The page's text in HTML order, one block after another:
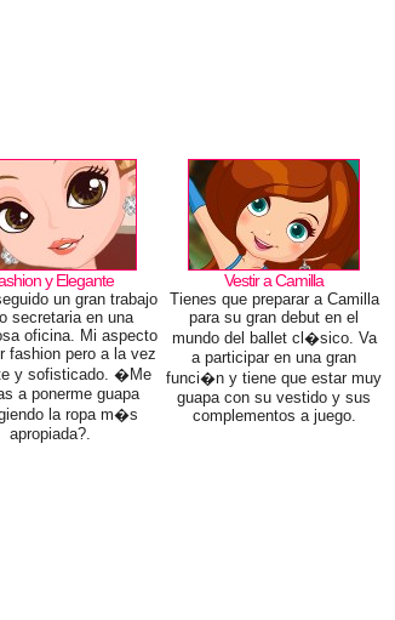
y Elegante
un gran trabajo
secretaria en una
oficina. Mi aspecto
fashion pero a la vez
y sofisticado. �Me
a ponerme guapa
la ropa m�s
apropiada?.
Vestir a Camilla
Tienes que preparar a Camilla
para su gran debut en el
mundo del ballet cl�sico. Va
a participar en una gran
funci�n y tiene que estar muy
guapa con su vestido y sus
complementos a juego.